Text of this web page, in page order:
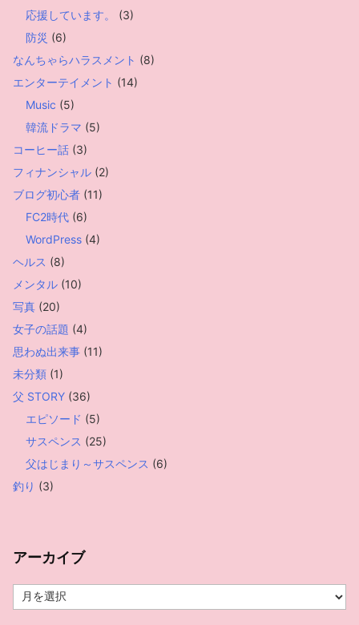
応援しています。
(3)
防災 (6)
なんちゃらハラスメント (8)
エンターテイメント (14)
Music (5)
韓流ドラマ (5)
コーヒー話 (3)
フィナンシャル (2)
ブログ初心者 (11)
FC2時代 (6)
WordPress (4)
ヘルス (8)
メンタル (10)
写真 (20)
女子の話題 (4)
思わぬ出来事 (11)
未分類 (1)
父 STORY (36)
エピソード (5)
サスペンス (25)
父はじまり～サスペンス (6)
釣り (3)
アーカイブ
ー